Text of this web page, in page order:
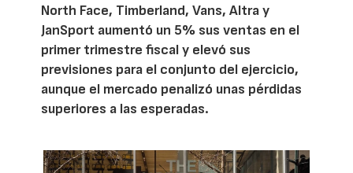
North Face, Timberland, Vans, Altra y
JanSport aumentó un 5% sus ventas en el
primer trimestre fiscal y elevó sus
previsiones para el conjunto del ejercicio,
aunque el mercado penalizó unas pérdidas
superiores a las esperadas.